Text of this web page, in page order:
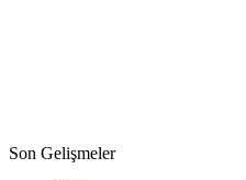
Son Gelişmeler